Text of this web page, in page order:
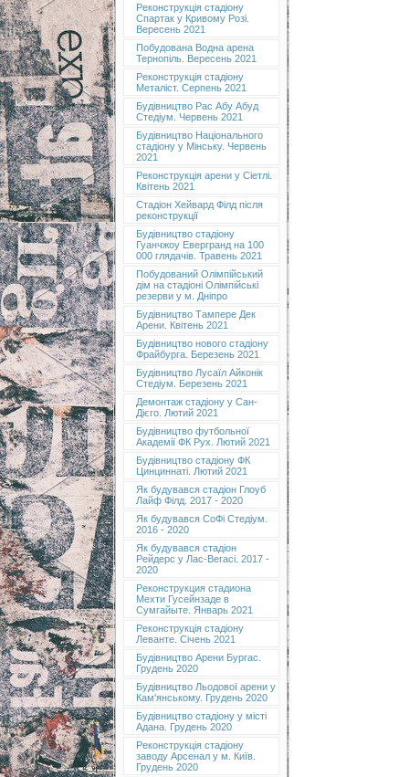
Реконструкція стадіону
Спартак у Кривому Розі.
Вересень 2021
Побудована Водна арена
Тернопіль. Вересень 2021
Реконструкція стадіону
Металіст. Серпень 2021
Будівництво Рас Абу Абуд
Стедіум. Червень 2021
Будівництво Національного
стадіону у Мінську. Червень
2021
Реконструкція арени у Сіетлі.
Квітень 2021
Стадіон Хейвард Філд після
реконструкції
Будівництво стадіону
Гуанчжоу Евергранд на 100
000 глядачів. Травень 2021
Побудований Олімпійський
дім на стадіоні Олімпійські
резерви у м. Дніпро
Будівництво Тампере Дек
Арени. Квітень 2021
Будівництво нового стадіону
Фрайбурга. Березень 2021
Будівництво Лусаїл Айконік
Стедіум. Березень 2021
Демонтаж стадіону у Сан-
Дієго. Лютий 2021
Будівництво футбольної
Академії ФК Рух. Лютий 2021
Будівництво стадіону ФК
Цинциннаті. Лютий 2021
Як будувався стадіон Глоуб
Лайф Філд. 2017 - 2020
Як будувався СоФі Стедіум.
2016 - 2020
Як будувався стадіон
Рейдерс у Лас-Вегасі. 2017 -
2020
Реконструкция стадиона
Мехти Гусейнзаде в
Сумгайыте. Январь 2021
Реконструкція стадіону
Леванте. Січень 2021
Будівництво Арени Бургас.
Грудень 2020
Будівництво Льодової арени у
Кам'янському. Грудень 2020
Будівництво стадіону у місті
Адана. Грудень 2020
Реконструкція стадіону
заводу Арсенал у м. Київ.
Грудень 2020